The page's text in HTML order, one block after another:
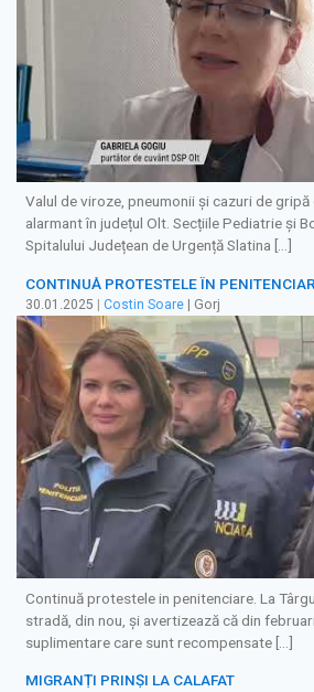
Valul de viroze, pneumonii și cazuri de
alarmant în județul Olt. Secțiile Pediatrie și
Spitalului Județean de Urgență Slatina […]
CONTINUĂ PROTESTELE ÎN
30.01.2025 | Costin Soare | Gorj
Continuă protestele in penitenciare. La
stradă, din nou, şi avertizează că din
suplimentare care sunt recompensate […]
MIGRANȚI PRINȘI LA CALAFAT